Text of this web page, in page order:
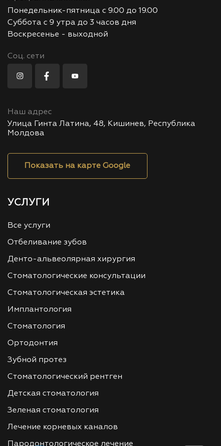
Понедельник-пятница с 9.00 до 19.00
Суббота с 9 утра до 3 часов дня
Воскресенье - выходной
Соц. сети
Наш адрес
Улица Гинта Латина, 48, Кишинев, Республика
Молдова
Показать на карте Google
УСЛУГИ
Все услуги
Отбеливание зубов
Денто-альвеолярная хирургия
Стоматологические консультации
Стоматологическая эстетика
Имплантология
Стоматология
Ортодонтия
Зубной протез
Стоматологический рентген
Детская стоматология
Зеленая стоматология
Лечение корневых каналов
Пародонтологическое лечение